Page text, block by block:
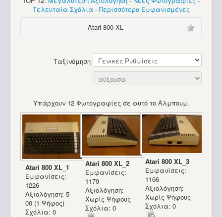
Commodore Amiga 1200
Τελευταία Σχόλια - Περισσότερο Εμφανισμένες
Atari 800 XL
Ταξινόμηση
Υπάρχουν 12 Φωτογραφίες σε αυτό το Άλμπουμ.
Atari 800 XL_1
Εμφανίσεις:
1226
Αξιολόγηση: 5
00 (1 Ψήφος)
Σχόλια: 0
Atari 800 XL_2
Εμφανίσεις:
1179
Αξιολόγηση:
Χωρίς Ψήφους
Σχόλια: 0
Atari 800 XL_3
Εμφανίσεις:
1166
Αξιολόγηση:
Χωρίς Ψήφους
Σχόλια: 0